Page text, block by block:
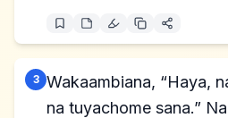
3 Wakaambiana, “Haya,
na tuyachome sana.”